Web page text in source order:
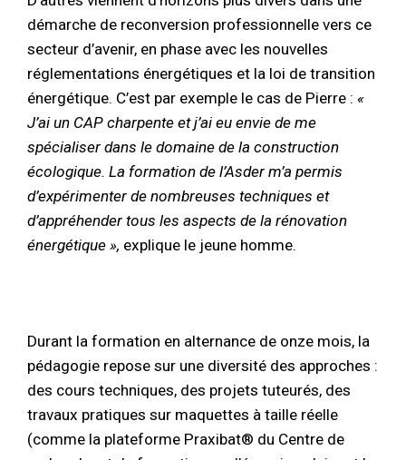
démarche de reconversion professionnelle vers ce
secteur d’avenir, en phase avec les nouvelles
réglementations énergétiques et la loi de transition
énergétique. C’est par exemple le cas de Pierre : «
J’ai un CAP charpente et j’ai eu envie de me
spécialiser dans le domaine de la construction
écologique. La formation de l’Asder m’a permis
d’expérimenter de nombreuses techniques et
d’appréhender tous les aspects de la rénovation
énergétique », explique le jeune homme.
Durant la formation en alternance de onze mois, la
pédagogie repose sur une diversité des approches :
des cours techniques, des projets tuteurés, des
travaux pratiques sur maquettes à taille réelle
(comme la plateforme Praxibat® du Centre de